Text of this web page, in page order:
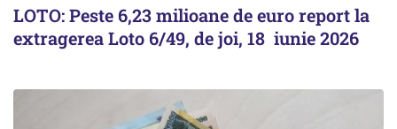
LOTO: Peste 6,23 milioane de euro report la
extragerea Loto 6/49, de joi, 18 iunie 2026